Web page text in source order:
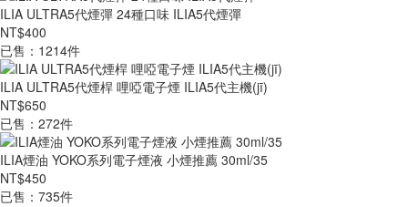
ILIA ULTRA5代煙彈 24種口味 ILIA5代煙彈
NT$400
已售：1214件
ILIA ULTRA5代煙桿 哩啞電子煙 ILIA5代主機(jī)
NT$650
已售：272件
ILIA煙油 YOKO系列電子煙液 小煙推薦 30ml/35
NT$450
已售：735件